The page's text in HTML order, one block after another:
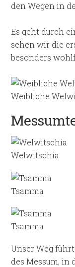
den Wegen in
Es geht durch
sehen wir die
besonders
Weibliche
Welwitschia
Tsamma
Tsamma
Unser Weg
des Messum, in